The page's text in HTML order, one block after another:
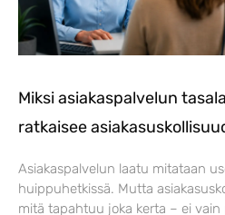
Miksi asiakaspalvelun
ratkaisee
Asiakaspalvelun laatu mitataan
huippuhetkissä. Mutta
mitä tapahtuu joka kerta – ei vain